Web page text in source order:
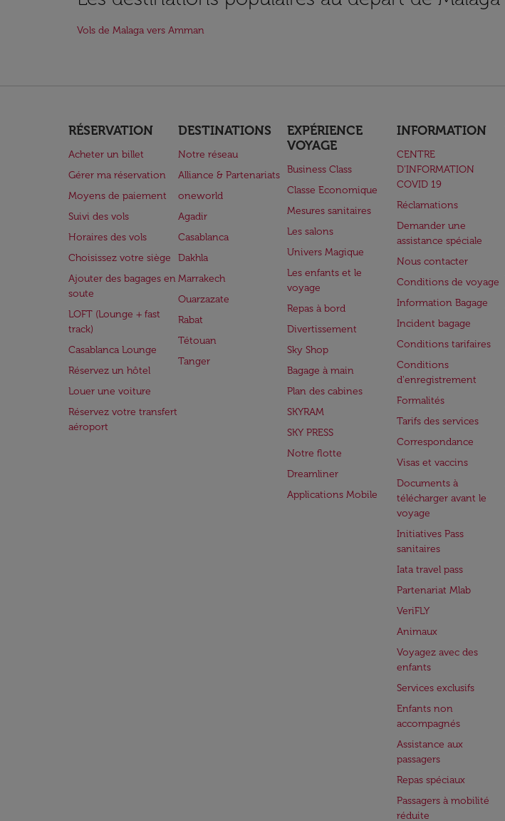
Vols de Malaga vers Amman
RÉSERVATION
Acheter un billet
Gérer ma réservation
Moyens de paiement
Suivi des vols
Horaires des vols
Choisissez votre siège
Ajouter des bagages en
soute
LOFT (Lounge + fast
track)
Casablanca Lounge
Réservez un hôtel
Louer une voiture
Réservez votre transfert
aéroport
DESTINATIONS
Notre réseau
Alliance & Partenariats
oneworld
Agadir
Casablanca
Dakhla
Marrakech
Ouarzazate
Rabat
Tétouan
Tanger
EXPÉRIENCE
VOYAGE
Business Class
Classe Economique
Mesures sanitaires
Les salons
Univers Magique
Les enfants et le
voyage
Repas à bord
Divertissement
Sky Shop
Bagage à main
Plan des cabines
SKYRAM
SKY PRESS
Notre flotte
Dreamliner
Applications Mobile
INFORMATION
CENTRE
D’INFORMATION
COVID 19
Réclamations
Demander une
assistance spéciale
Nous contacter
Conditions de voyage
Information Bagage
Incident bagage
Conditions tarifaires
Conditions
d'enregistrement
Formalités
Tarifs des services
Correspondance
Visas et vaccins
Documents à
télécharger avant le
voyage
Initiatives Pass
sanitaires
Iata travel pass
Partenariat Mlab
VeriFLY
Animaux
Voyagez avec des
enfants
Services exclusifs
Enfants non
accompagnés
Assistance aux
passagers
Repas spéciaux
Passagers à mobilité
réduite